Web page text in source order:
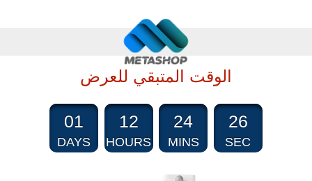
الوقت المتبقي للعرض
01
DAYS
12
HOURS
24
MINS
25
SEC